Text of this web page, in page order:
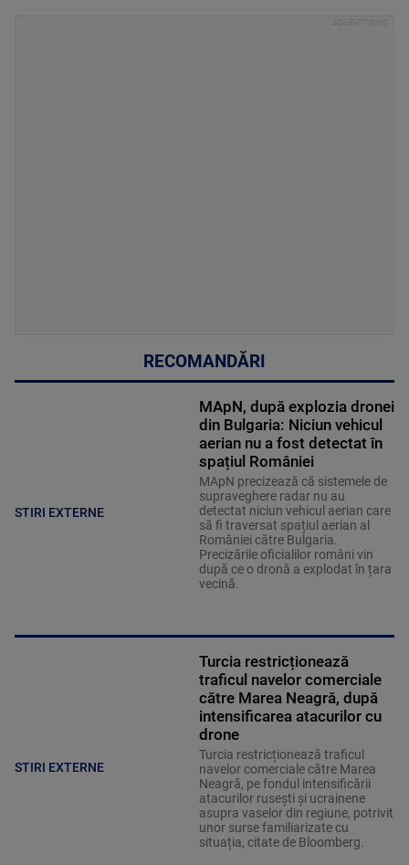
RECOMANDĂRI
STIRI EXTERNE
MApN, după explozia dronei
din Bulgaria: Niciun vehicul
aerian nu a fost detectat în
spațiul României
MApN precizează că sistemele de
supraveghere radar nu au
detectat niciun vehicul aerian care
să fi traversat spațiul aerian al
României către Bulgaria.
Precizările oficialilor români vin
după ce o dronă a explodat în țara
vecină.
STIRI EXTERNE
Turcia restricționează
traficul navelor comerciale
către Marea Neagră, după
intensificarea atacurilor cu
drone
Turcia restricționează traficul
navelor comerciale către Marea
Neagră, pe fondul intensificării
atacurilor rusești și ucrainene
asupra vaselor din regiune, potrivit
unor surse familiarizate cu
situația, citate de Bloomberg.